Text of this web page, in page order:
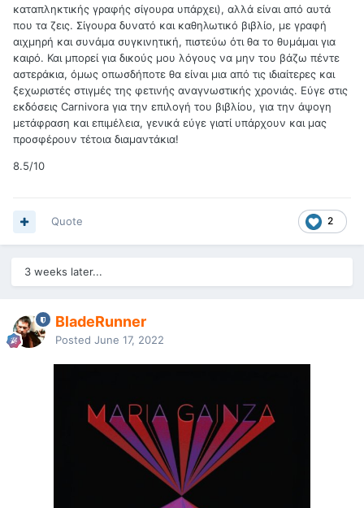
καταπληκτικής γραφής σίγουρα υπάρχει), αλλά είναι από αυτά
που τα ζεις. Σίγουρα δυνατό και καθηλωτικό βιβλίο, με γραφή
αιχμηρή και συνάμα συγκινητική, πιστεύω ότι θα το θυμάμαι για
καιρό. Και μπορεί για δικούς μου λόγους να μην του βάζω πέντε
αστεράκια, όμως οπωσδήποτε θα είναι μια από τις ιδιαίτερες και
ξεχωριστές στιγμές της φετινής αναγνωστικής χρονιάς. Εύγε στις
εκδόσεις Carnivora για την επιλογή του βιβλίου, για την άψογη
μετάφραση και επιμέλεια, γενικά εύγε γιατί υπάρχουν και μας
προσφέρουν τέτοια διαμαντάκια!
8.5/10
2
Quote
3 weeks later...
BladeRunner
Posted June 17, 2022